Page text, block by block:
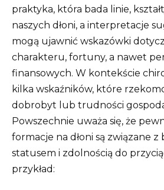
praktyka, która bada linie,
naszych dłoni, a interpretacje
mogą ujawnić wskazówki
charakteru, fortuny, a nawet
finansowych. W kontekście
kilka wskaźników, które
dobrobyt lub trudności
Powszechnie uważa się, że
formacje na dłoni są związane
statusem i zdolnością do
przykład: